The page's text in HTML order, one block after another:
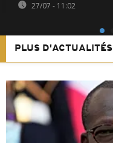
27/07 - 11:02
PLUS D'ACTUALITÉS